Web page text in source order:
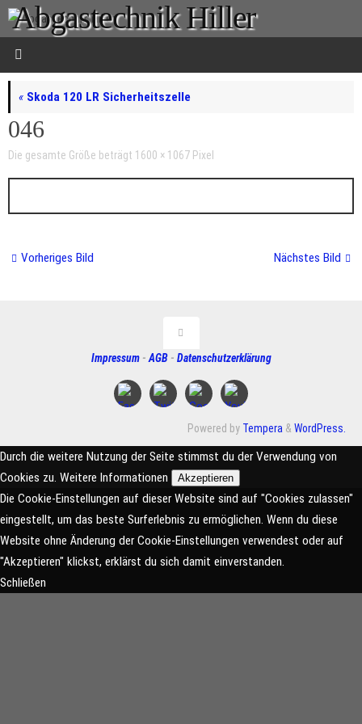
Zum
Inhalt
springen
Abgastechnik Hiller
Ihr Partner für
in Neukirchen bei Chemnitz
« Skoda 120 LR Sicherheitszelle
046
Die gesamte Größe beträgt 1600 × 1067 Pixel
Vorheriges Bild Nächstes Bild
Impressum-AGB- Datenschutzerklärung
Powered by Tempera & WordPress.
Durch die weitere Nutzung der Seite stimmst du der Verwendung von
Cookies zu. Weitere Informationen Akzeptieren
Die Cookie-Einstellungen auf dieser Website sind auf "Cookies zulassen"
eingestellt, um das beste Surferlebnis zu ermöglichen. Wenn du diese
Website ohne Änderung der Cookie-Einstellungen verwendest oder auf
"Akzeptieren" klickst, erklärst du sich damit einverstanden.
Schließen